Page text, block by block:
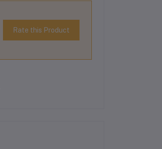
Rate this Product